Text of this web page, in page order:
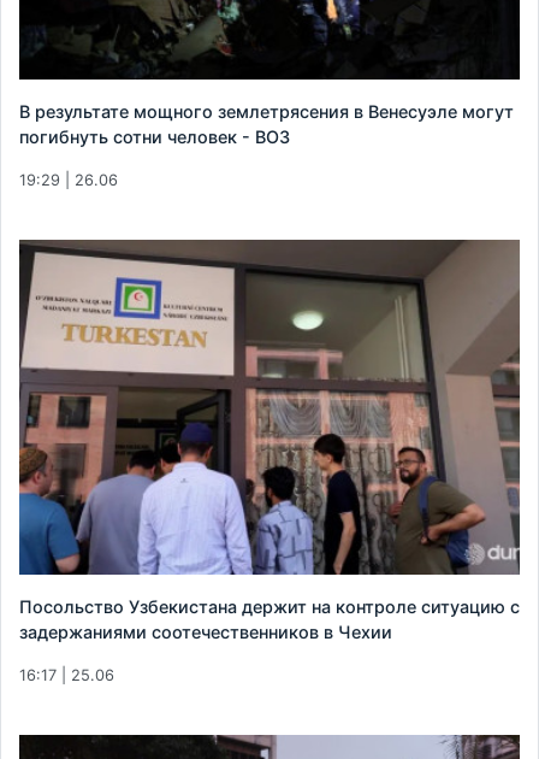
В результате мощного землетрясения в Венесуэле могут
погибнуть сотни человек - ВОЗ
19:29 | 26.06
Посольство Узбекистана держит на контроле ситуацию с
задержаниями соотечественников в Чехии
16:17 | 25.06